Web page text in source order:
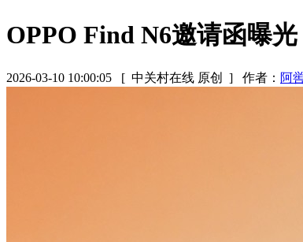
OPPO Find N6邀请函曝
2026-03-10 10:00:05 [ 中关村在线 原创 ] 作者： 阿